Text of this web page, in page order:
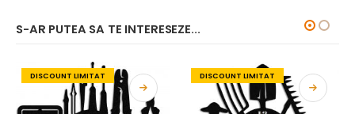
S-AR PUTEA SA TE INTERESEZE...
DISCOUNT LIMITAT DISCOUNT LIMITAT